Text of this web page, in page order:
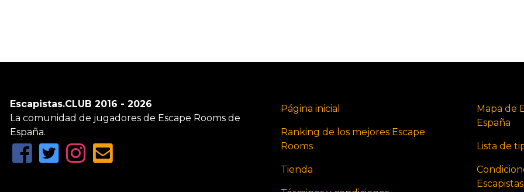
Escapistas.CLUB 2016 - 2026
La comunidad de jugadores de Escape Rooms de
España.
Página inicial
Ranking de los mejores Escape
Rooms
Tienda
Mapa de
España
Lista de